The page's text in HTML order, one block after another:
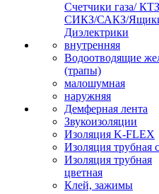
Счетчики газа/
СИКЗ/САКЗ/
Диэлектрики
внутренняя
Водоотводящие
(трапы)
малошумная
наружняя
Демферная лента
Звукоизоляции
Изоляция K-FLEX
Изоляция трубная
Изоляция трубная
цветная
Клей, зажимы